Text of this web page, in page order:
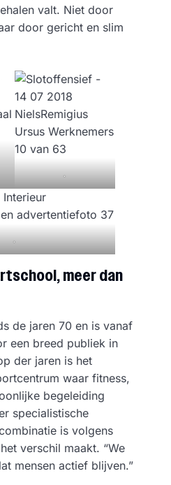
valt. Niet door
door gericht en slim
.
.
meer dan
de jaren 70 en is vanaf
een breed publiek in
der jaren is het
waar fitness,
begeleiding
specialistische
is volgens
verschil maakt. “We
mensen actief blijven.”